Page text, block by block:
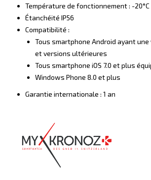
Température de fonctionnement : -20°C
Étanchéité IP56
Compatibilité :
Tous smartphone Android ayant une
et versions ultérieures
Tous smartphone iOS 7.0 et plus
Windows Phone 8.0 et plus
Garantie internationale : 1 an